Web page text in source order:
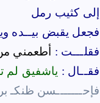
إلى كثيب رمل
فجعل يقبض بيــده
فقلـــت :
أطعمني
فقــال : ياشفيق لم
فإحـــــــسن ظنكـ